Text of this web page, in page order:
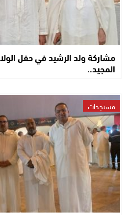
مشاركة ولد الرشيد في حفل
المجيد..
مستجدات